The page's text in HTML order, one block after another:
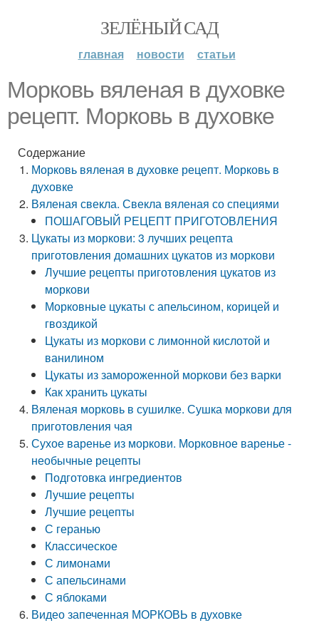
ЗЕЛЁНЫЙ САД
главная новости статьи
Морковь вяленая в духовке
рецепт. Морковь в духовке
Содержание
Морковь вяленая в духовке рецепт. Морковь в
духовке
Вяленая свекла. Свекла вяленая со специями
ПОШАГОВЫЙ РЕЦЕПТ ПРИГОТОВЛЕНИЯ
Цукаты из моркови: 3 лучших рецепта
приготовления домашних цукатов из моркови
Лучшие рецепты приготовления цукатов из
моркови
Морковные цукаты с апельсином, корицей и
гвоздикой
Цукаты из моркови с лимонной кислотой и
ванилином
Цукаты из замороженной моркови без варки
Как хранить цукаты
Вяленая морковь в сушилке. Сушка моркови для
приготовления чая
Сухое варенье из моркови. Морковное варенье -
необычные рецепты
Подготовка ингредиентов
Лучшие рецепты
Лучшие рецепты
С геранью
Классическое
С лимонами
С апельсинами
С яблоками
Видео запеченная МОРКОВЬ в духовке